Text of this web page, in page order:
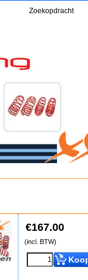
€167.00
(incl. BTW)